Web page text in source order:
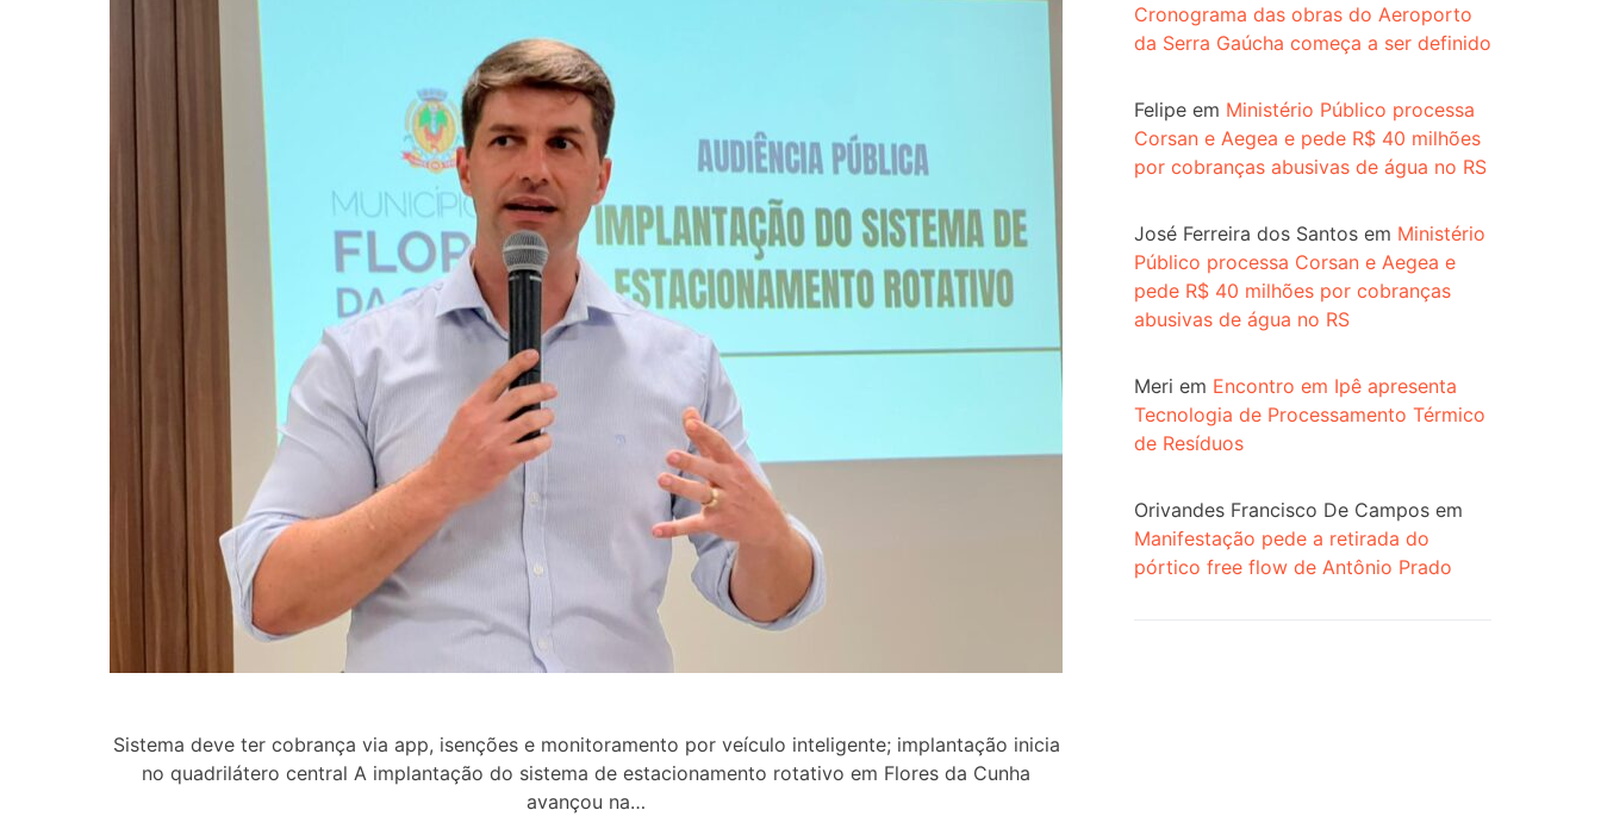
Sistema deve ter cobrança via app, isenções e monitoramento por veículo inteligente; implantação inicia
no quadrilátero central A implantação do sistema de estacionamento rotativo em Flores da Cunha
avançou na…
Cronograma das obras do Aeroporto
da Serra Gaúcha começa a ser definido
Felipe em Ministério Público processa
Corsan e Aegea e pede R$ 40 milhões
por cobranças abusivas de água no RS
José Ferreira dos Santos em Ministério
Público processa Corsan e Aegea e
pede R$ 40 milhões por cobranças
abusivas de água no RS
Meri em Encontro em Ipê apresenta
Tecnologia de Processamento Térmico
de Resíduos
Orivandes Francisco De Campos em
Manifestação pede a retirada do
pórtico free flow de Antônio Prado